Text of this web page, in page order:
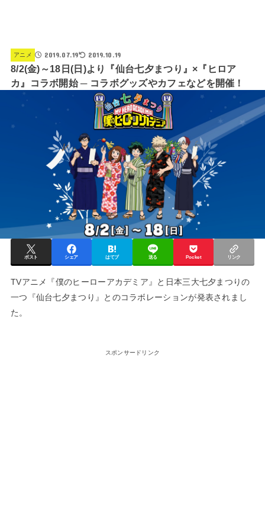
アニメ 2019.07.19 2019.10.19
8/2(金)～18日(日)より『仙台七夕まつり』×『ヒロア
カ』コラボ開始 ─ コラボグッズやカフェなどを開催！
ポスト シェア はてブ 送る Pocket リンク
TVアニメ『僕のヒーローアカデミア』と日本三大七夕まつりの
一つ『仙台七夕まつり』とのコラボレーションが発表されまし
た。
スポンサードリンク